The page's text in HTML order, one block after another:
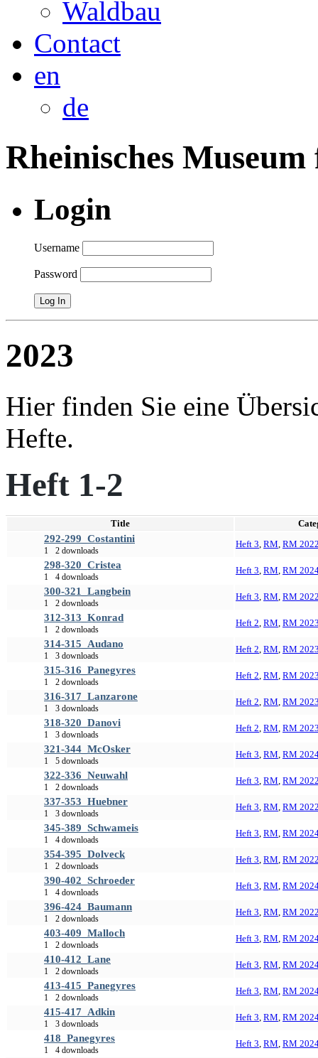
Waldbau
Contact
en
de
Rheinisches
Login
Username
Password
2023
Hier finden Sie eine
Hefte.
Heft 1-2
Title
292-299_Costantini
1 2 downloads
Heft 3 RM RM
298-320_Cristea
1 4 downloads
Heft 3 RM RM
300-321_Langbein
1 2 downloads
Heft 3 RM RM
312-313_Konrad
1 2 downloads
Heft 2 RM RM
314-315_Audano
1 3 downloads
Heft 2 RM RM
315-316_Panegyres
1 2 downloads
Heft 2 RM RM
316-317_Lanzarone
1 3 downloads
Heft 2 RM RM
318-320_Danovi
1 3 downloads
Heft 2 RM RM
321-344_McOsker
1 5 downloads
Heft 3 RM RM
322-336_Neuwahl
1 2 downloads
Heft 3 RM RM
337-353_Huebner
1 3 downloads
Heft 3 RM RM
345-389_Schwameis
1 4 downloads
Heft 3 RM RM
354-395_Dolveck
1 2 downloads
Heft 3 RM RM
390-402_Schroeder
1 4 downloads
Heft 3 RM RM
396-424_Baumann
1 2 downloads
Heft 3 RM RM
403-409_Malloch
1 2 downloads
Heft 3 RM RM
410-412_Lane
1 2 downloads
Heft 3 RM RM
413-415_Panegyres
1 2 downloads
Heft 3 RM RM
415-417_Adkin
1 3 downloads
Heft 3 RM RM
418_Panegyres
1 4 downloads
Heft 3 RM RM